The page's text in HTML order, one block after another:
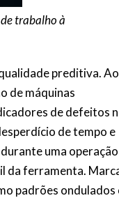
trabalho à
preditiva. Ao
de máquinas
de defeitos
de tempo e
uma
da ferramenta.
padrões ondulados